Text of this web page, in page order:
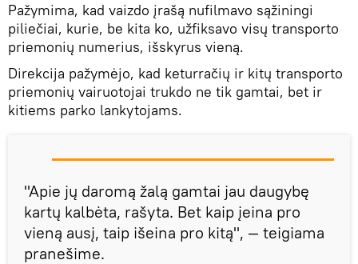
Pažymima, kad vaizdo įrašą nufilmavo sąžiningi
piliečiai, kurie, be kita ko, užfiksavo visų transporto
priemonių numerius, išskyrus vieną.
Direkcija pažymėjo, kad keturračių ir kitų transporto
priemonių vairuotojai trukdo ne tik gamtai, bet ir
kitiems parko lankytojams.
"Apie jų daromą žalą gamtai jau daugybę
kartų kalbėta, rašyta. Bet kaip įeina pro
vieną ausį, taip išeina pro kitą", — teigiama
pranešime.